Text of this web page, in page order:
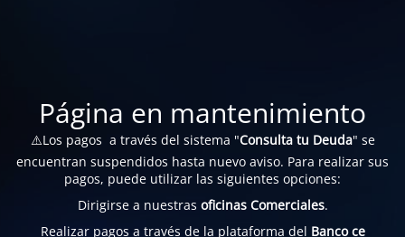
Página en mantenimiento
⚠️Los pagos a través del sistema "Consulta tu Deuda" se
encuentran suspendidos hasta nuevo aviso. Para realizar sus
pagos, puede utilizar las siguientes opciones:
Dirigirse a nuestras oficinas Comerciales.
Realizar pagos a través de la plataforma del Banco ce